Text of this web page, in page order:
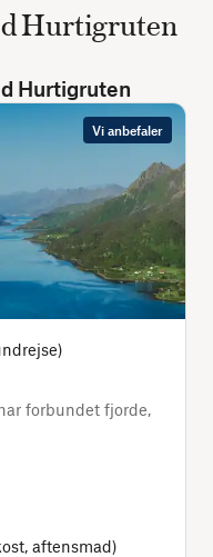
Hurtigruten
Hurtigruten
Vi anbefaler
forbundet fjorde,
aftensmad)